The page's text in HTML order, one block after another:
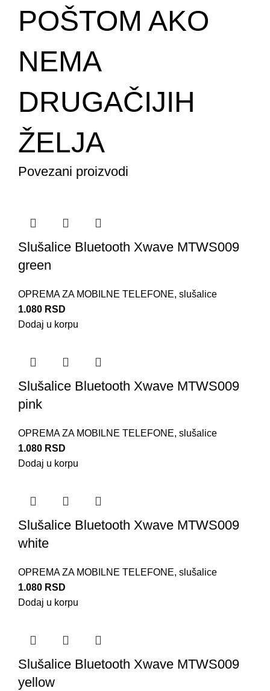
POŠTOM AKO
NEMA
DRUGAČIJIH
ŽELJA
Povezani proizvodi
Slušalice Bluetooth Xwave MTWS009
green
OPREMA ZA MOBILNE TELEFONE, slušalice
1.080 RSD
Dodaj u korpu
Slušalice Bluetooth Xwave MTWS009
pink
OPREMA ZA MOBILNE TELEFONE, slušalice
1.080 RSD
Dodaj u korpu
Slušalice Bluetooth Xwave MTWS009
white
OPREMA ZA MOBILNE TELEFONE, slušalice
1.080 RSD
Dodaj u korpu
Slušalice Bluetooth Xwave MTWS009
yellow